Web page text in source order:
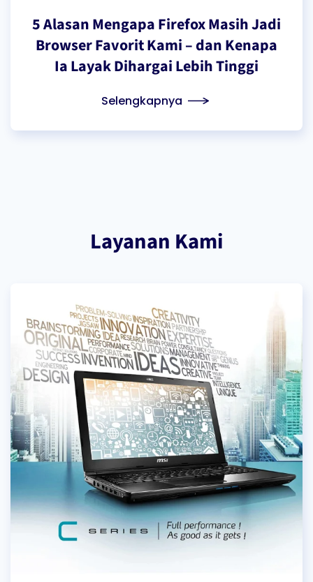
5 Alasan Mengapa Firefox Masih Jadi
Browser Favorit Kami – dan Kenapa
Ia Layak Dihargai Lebih Tinggi
Selengkapnya
Layanan Kami